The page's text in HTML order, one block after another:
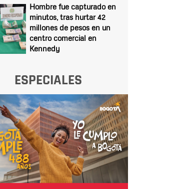
Hombre fue capturado en
minutos, tras hurtar 42
millones de pesos en un
centro comercial en
Kennedy
ESPECIALES